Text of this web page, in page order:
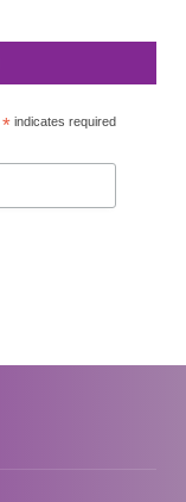
*indicates required